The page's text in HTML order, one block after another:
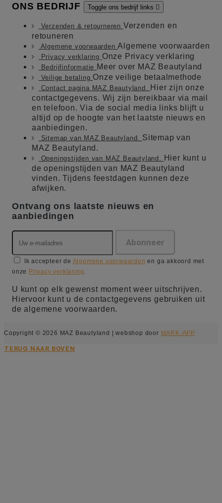
ONS BEDRIJF Toggle ons bedrijf links 
Verzenden & retourneren Verzenden en
retouneren
Algemene voorwaardenAlgemene voorwaarden
Privacy verklaring Onze Privacy verklaring
Bedrijfinformatie Meer over MAZ Beautyland
Veilige betaling Onze veilige betaalmethode
Contact pagina MAZ Beautyland.
Hier zijn onze
contactgegevens. Wij zijn bereikbaar via mail
en telefoon. Via de social media links blijft u
altijd op de hoogte van het laatste nieuws en
aanbiedingen.
Sitemap van MAZ Beautyland. Sitemap van
MAZ Beautyland.
Openingstijden van MAZ Beautyland.
Hier kunt u
de openingstijden van MAZ Beautyland
vinden. Tijdens feestdagen kunnen deze
afwijken.
Ontvang ons laatste nieuws en
aanbiedingen
Ik accepteer de Algemene voorwaarden en ga akkoord met
onze Privacy verklaring.
U kunt op elk gewenst moment weer uitschrijven.
Hiervoor kunt u de contactgegevens gebruiken uit
de algemene voorwaarden.
Copyright © 2026 MAZ Beautyland | webshop door MARK-APP
TERUG NAAR BOVEN